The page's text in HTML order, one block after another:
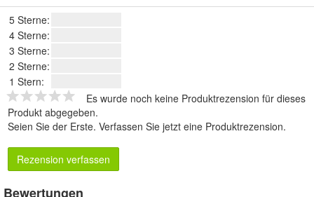
5 Sterne:
4 Sterne:
3 Sterne:
2 Sterne:
1 Stern:
Es wurde noch keine Produktrezension für dieses
Produkt abgegeben.
Seien Sie der Erste. Verfassen Sie jetzt eine Produktrezension.
Rezension verfassen
Bewertungen